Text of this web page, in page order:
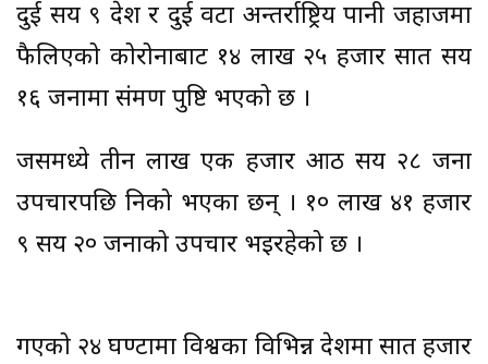
दुई सय ९ देश र दुई वटा अन्तर्राष्ट्रिय पानी जहाजमा
फैलिएको कोरोनाबाट १४ लाख २५ हजार सात सय
१६ जनामा संक्रमण पुष्टि भएको छ ।
जसमध्ये तीन लाख एक हजार आठ सय २८ जना
उपचारपछि निको भएका छन् । १० लाख ४१ हजार
९ सय २० जनाको उपचार भइरहेको छ ।
गएको २४ घण्टामा विश्वका विभिन्न देशमा सात हजार